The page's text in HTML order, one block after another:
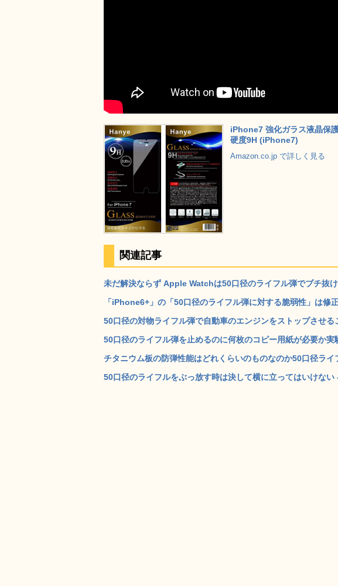
iPhone7 強化ガラス液晶保
硬度9H (iPhone7)
Amazon.co.jp で詳しく見る
関連記事
未だ解決ならず Apple Watchは50口径のライフル弾でブチ抜
「iPhone6+」の「50口径のライフル弾に対する脆弱性」は修
50口径の対物ライフル弾で自動車のエンジンをストップさせ
50口径のライフル弾を止めるのに何枚のコピー用紙が必要か
チタニウム板の防弾性能はどれくらいのものなのか50口径ラ
50口径のライフルをぶっ放す時は決して横に立ってはいけない